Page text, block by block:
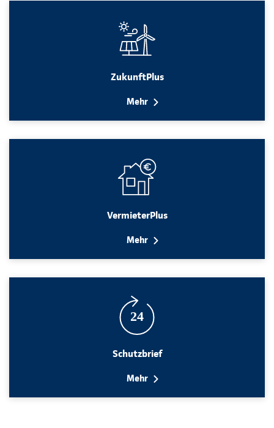
ZukunftPlus
Mehr
VermieterPlus
Mehr
Schutzbrief
Mehr